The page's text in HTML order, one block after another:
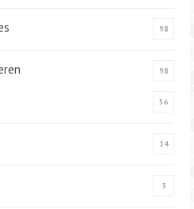
98
98
56
14
3